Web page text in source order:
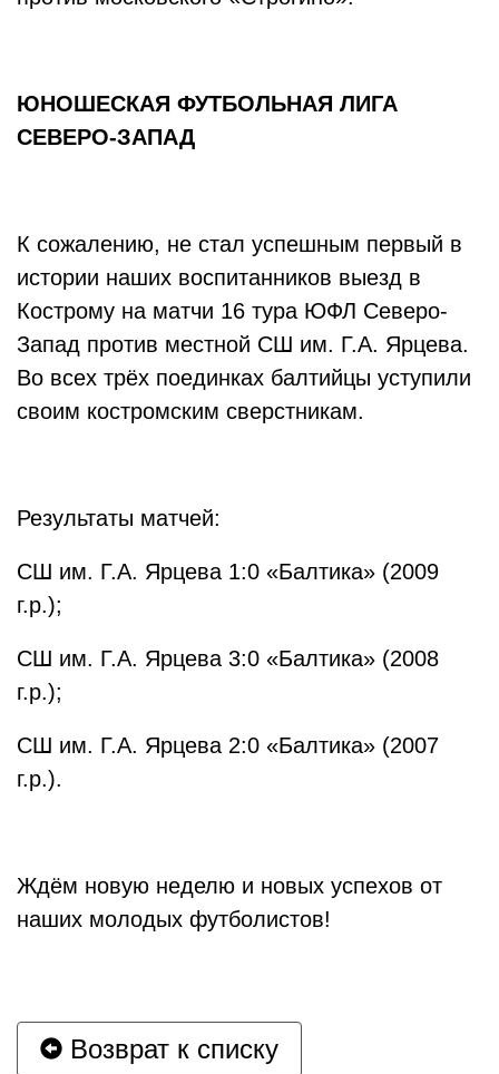
ЮНОШЕСКАЯ ФУТБОЛЬНАЯ ЛИГА
СЕВЕРО-ЗАПАД
К сожалению, не стал успешным первый в
истории наших воспитанников выезд в
Кострому на матчи 16 тура ЮФЛ Северо-
Запад против местной СШ им. Г.А. Ярцева.
Во всех трёх поединках балтийцы уступили
своим костромским сверстникам.
Результаты матчей:
СШ им. Г.А. Ярцева 1:0 «Балтика» (2009
г.р.);
СШ им. Г.А. Ярцева 3:0 «Балтика» (2008
г.р.);
СШ им. Г.А. Ярцева 2:0 «Балтика» (2007
г.р.).
Ждём новую неделю и новых успехов от
наших молодых футболистов!
Возврат к списку